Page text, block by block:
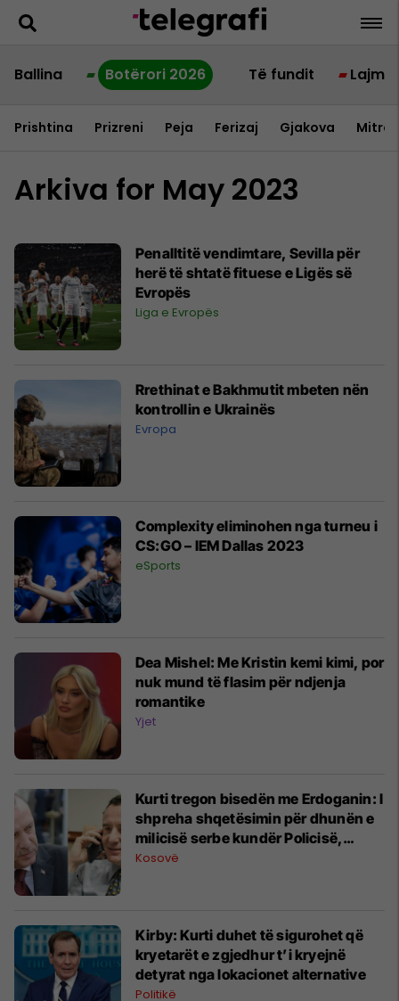
Ballina Botërori 2026 Të fundit Lajme
Prishtina Prizreni Peja Ferizaj Gjakova
Arkiva for May 2023
Penalltitë vendimtare, Sevilla për
herë të shtatë fituese e Ligës së
Evropës
Liga e Evropës
Rrethinat e Bakhmutit mbeten nën
kontrollin e Ukrainës
Evropa
Complexity eliminohen nga turneu i
CS:GO – IEM Dallas 2023
eSports
Dea Mishel: Me Kristin kemi kimi, por
nuk mund të flasim për ndjenja
romantike
Yjet
Kurti tregon bisedën me Erdoganin: I
shpreha shqetësimin për dhunën e
milicisë serbe kundër Policisë,
KFOR-it dhe mediave
Kosovë
Kirby: Kurti duhet të sigurohet që
kryetarët e zgjedhur t’i kryejnë
detyrat nga lokacionet alternative
Politikë